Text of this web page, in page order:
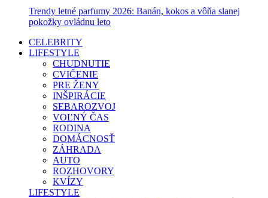
Trendy letné parfumy 2026: Banán, kokos a vôňa slanej
pokožky ovládnu leto
CELEBRITY
LIFESTYLE
CHUDNUTIE
CVIČENIE
PRE ŽENY
INŠPIRÁCIE
SEBAROZVOJ
VOĽNÝ ČAS
RODINA
DOMÁCNOSŤ
ZÁHRADA
AUTO
ROZHOVORY
KVÍZY
LIFESTYLE